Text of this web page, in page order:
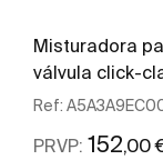
Misturadora
válvula click-
Ref:
PRVP: 152,00